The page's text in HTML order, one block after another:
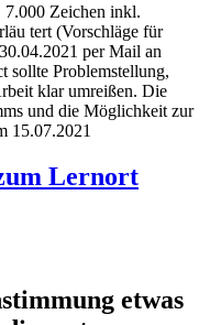
7.000 Zeichen inkl.
tert (Vorschläge für
per Mail an
sollte Problemstellung,
klar umreißen. Die
und die Möglichkeit zur
15.07.2021
Lernort
etwas